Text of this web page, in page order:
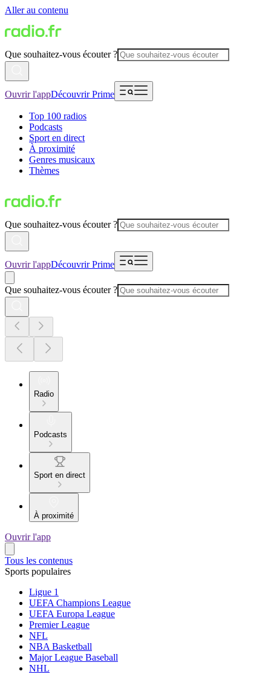
Aller au contenu
Que souhaitez-vous écouter ?
Ouvrir l'appDécouvrir Prime
Top 100 radios
Podcasts
Sport en direct
À proximité
Genres musicaux
Thèmes
Que souhaitez-vous écouter ?
Ouvrir l'appDécouvrir Prime
Que souhaitez-vous écouter ?
Radio
Podcasts
Sport en direct
À proximité
Ouvrir l'app
Tous les contenus
Sports populaires
Ligue 1
UEFA Champions League
UEFA Europa League
Premier League
NFL
NBA Basketball
Major League Baseball
NHL